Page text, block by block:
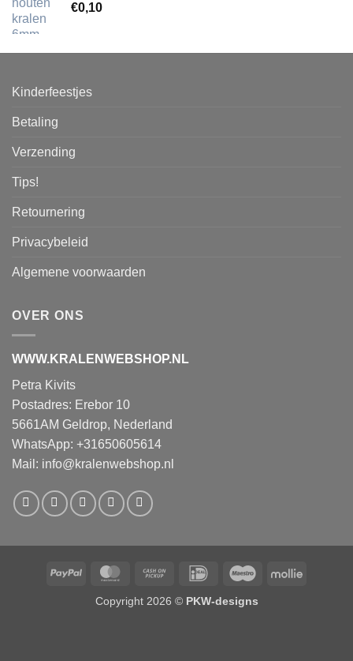
€0,10
Kinderfeestjes
Betaling
Verzending
Tips!
Retournering
Privacybeleid
Algemene voorwaarden
OVER ONS
WWW.KRALENWEBSHOP.NL
Petra Kivits
Postadres: Erebor 10
5661AM Geldrop, Nederland
WhatsApp: +31650605614
Mail: info@kralenwebshop.nl
PayPal MasterCardCash
Pickup
IDeal Maestro Mollie
Copyright 2026 © PKW-designs